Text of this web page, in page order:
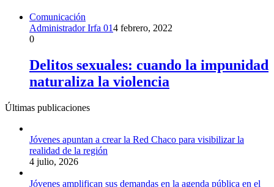
Comunicación
Administrador Irfa 014 febrero, 2022
0
Delitos sexuales: cuando la impunidad
naturaliza la violencia
Últimas publicaciones
Jóvenes apuntan a crear la Red Chaco para visibilizar la
realidad de la región
4 julio, 2026
Jóvenes amplifican sus demandas en la agenda pública en el